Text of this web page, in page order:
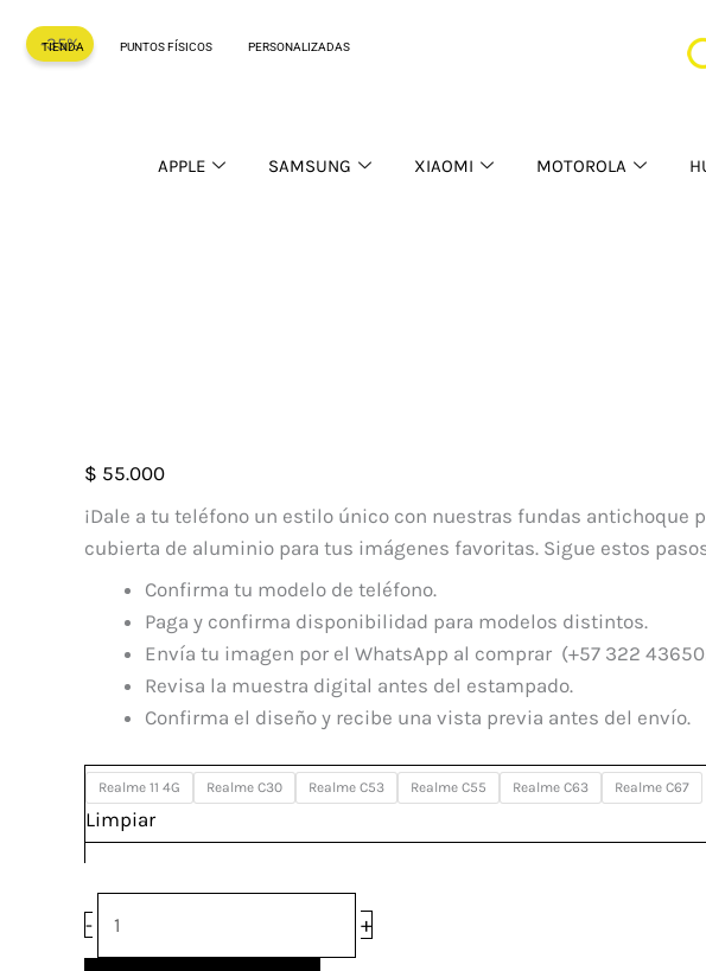
TIENDA PUNTOS FÍSICOS PERSONALIZADAS
APPLE SAMSUNG XIAOMI MOTOROLA
-35%
$ 55.000
¡Dale a tu teléfono un estilo único con nuestras fundas
cubierta de aluminio para tus imágenes favoritas. Sigue estos
Confirma tu modelo de teléfono.
Paga y confirma disponibilidad para modelos distintos.
Envía tu imagen por el WhatsApp al comprar (+57 322
Revisa la muestra digital antes del estampado.
Confirma el diseño y recibe una vista previa antes del envío.
Realme 11 4G Realme C30 Realme C53 Realme C55 Realme C63 Realme C67
Limpiar
-
Case
Personalizada
Para
cantidad
+